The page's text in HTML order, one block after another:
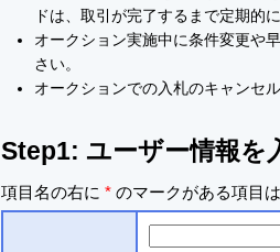
ドは、取引が完了するまで定期的
オークション実施中に条件変更や
さい。
オークションでの入札のキャンセ
Step1: ユーザー情報を
項目名の右に * のマークがある項目